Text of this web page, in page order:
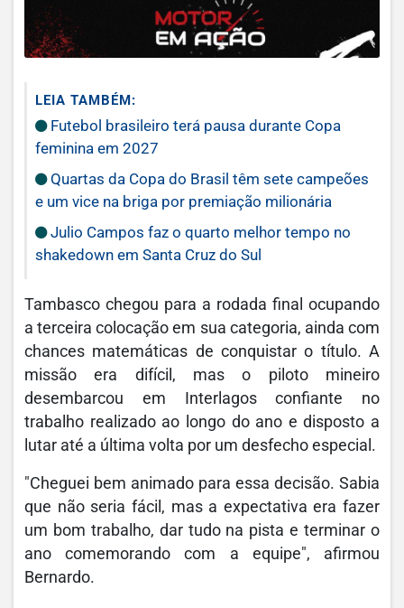
LEIA TAMBÉM:
Futebol brasileiro terá pausa durante Copa
feminina em 2027
Quartas da Copa do Brasil têm sete campeões
e um vice na briga por premiação milionária
Julio Campos faz o quarto melhor tempo no
shakedown em Santa Cruz do Sul
Tambasco chegou para a rodada final ocupando
a terceira colocação em sua categoria, ainda com
chances matemáticas de conquistar o título. A
missão era difícil, mas o piloto mineiro
desembarcou em Interlagos confiante no
trabalho realizado ao longo do ano e disposto a
lutar até a última volta por um desfecho especial.
"Cheguei bem animado para essa decisão. Sabia
que não seria fácil, mas a expectativa era fazer
um bom trabalho, dar tudo na pista e terminar o
ano comemorando com a equipe", afirmou
Bernardo.